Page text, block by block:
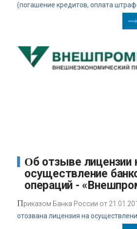
(погашение кредитов, оплата
Об отзыве лицензии на
осуществление
операций -
Приказом Банка России от
отозвана лицензия на